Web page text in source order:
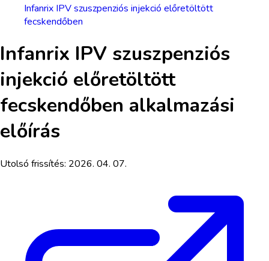
Infanrix IPV szuszpenziós injekció előretöltött
fecskendőben
Infanrix IPV szuszpenziós
injekció előretöltött
fecskendőben alkalmazási
előírás
Utolsó frissítés: 2026. 04. 07.